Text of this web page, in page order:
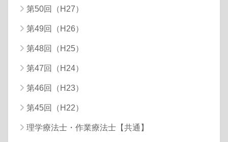
第50回（H27）
第49回（H26）
第48回（H25）
第47回（H24）
第46回（H23）
第45回（H22）
理学療法士・作業療法士【共通】